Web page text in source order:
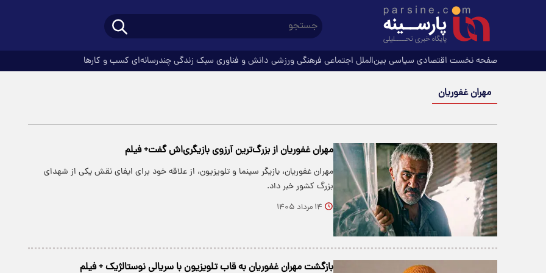
صفحه نخست اقتصادی سیاسی بین‌الملل اجتماعی فرهنگیورزشی دانش و فناوری سبک زندگیچندرسانه‌ای کسب و کارها
مهران غفوریان
مهران غفوریان از بزرگ‌ترین آرزوی بازیگری‌اش گفت+ فیلم
مهران غفوریان، بازیگر سینما و تلویزیون، از علاقه خود برای ایفای نقش یکی از شهدای
بزرگ کشور خبر داد.
۱۴ مرداد ۱۴۰۵
بازگشت مهران غفوریان به قاب تلویزیون با سریالی نوستالژیک + فیلم